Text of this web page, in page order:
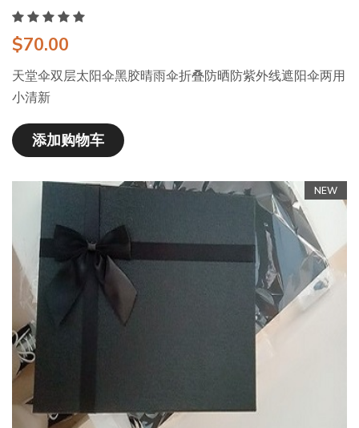
$70.00
天堂伞双层太阳伞黑胶晴雨伞折叠防晒防紫外线遮阳伞两用
小清新
添加购物车
NEW